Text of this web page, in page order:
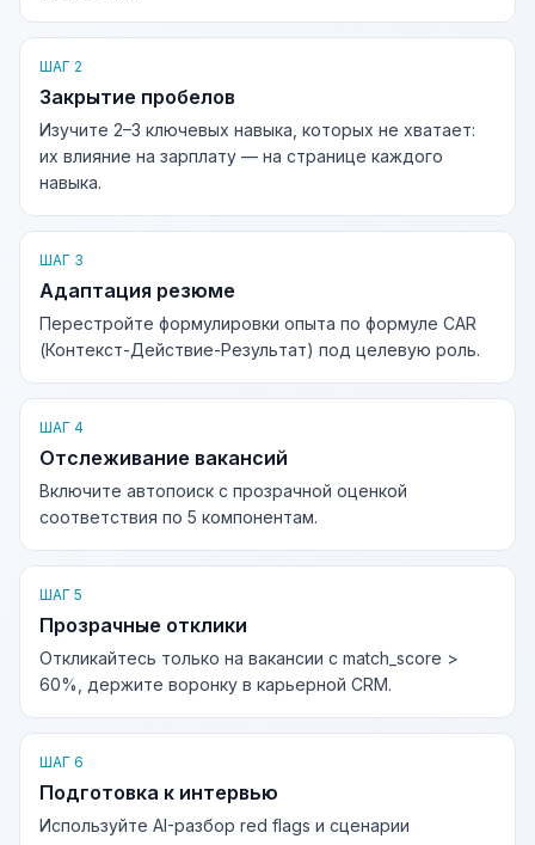
ШАГ 2
Закрытие пробелов
Изучите 2–3 ключевых навыка, которых не хватает:
их влияние на зарплату — на странице каждого
навыка.
ШАГ 3
Адаптация резюме
Перестройте формулировки опыта по формуле CAR
(Контекст-Действие-Результат) под целевую роль.
ШАГ 4
Отслеживание вакансий
Включите автопоиск с прозрачной оценкой
соответствия по 5 компонентам.
ШАГ 5
Прозрачные отклики
Откликайтесь только на вакансии с match_score >
60%, держите воронку в карьерной CRM.
ШАГ 6
Подготовка к интервью
Используйте AI-разбор red flags и сценарии